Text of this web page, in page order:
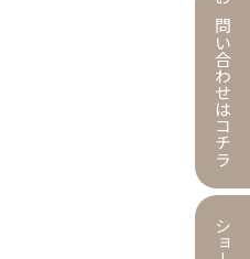
お問い合わせはコチラ